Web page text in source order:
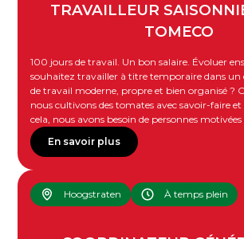
TRAVAILLEUR
TOMECO
100 jours de travail. Un bon salaire. Évoluer
souhaitez travailler à titre temporaire dans
de travail moderne, propre et bien organisé ?
nous cultivons des tomates avec savoir-faire
cela, nous avons besoin de personnes motivées
En savoir plus
Hoogstraten À temps plein